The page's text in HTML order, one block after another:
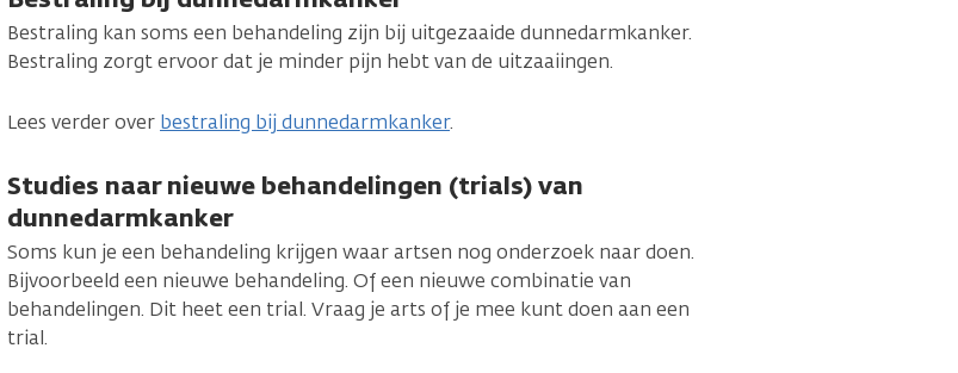
Bestraling kan soms een behandeling zijn bij uitgezaaide dunnedarmkanker.
Bestraling zorgt ervoor dat je minder pijn hebt van de uitzaaiingen.
Lees verder over bestraling bij dunnedarmkanker.
Studies naar nieuwe behandelingen (trials) van
dunnedarmkanker
Soms kun je een behandeling krijgen waar artsen nog onderzoek naar doen.
Bijvoorbeeld een nieuwe behandeling. Of een nieuwe combinatie van
behandelingen. Dit heet een trial. Vraag je arts of je mee kunt doen aan een
trial.